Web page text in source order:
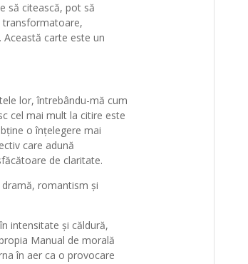
să citească, pot să
transformatoare,
carte este un
lor, întrebându-mă cum
cel mai mult la citire este
o înțelegere mai
care adună
de claritate.
romantism și
intensitate și căldură,
Manual de morală
în aer ca o provocare